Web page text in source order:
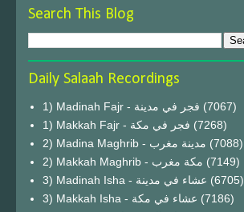
Search This Blog
Daily Salaah Recordings
1) Madinah Fajr - فجر في مدينة (7067)
1) Makkah Fajr - فجر في مكة (7268)
2) Madina Maghrib - مدينة مغرب (7088)
2) Makkah Maghrib - مكة مغرب (7149)
3) Madinah Isha - عشاء في مدينة (6705)
3) Makkah Isha - عشاء في مكة (7186)